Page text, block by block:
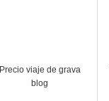
Precio viaje de grava
blog